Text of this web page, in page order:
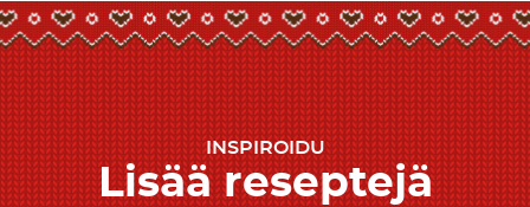
INSPIROIDU
Lisää reseptejä